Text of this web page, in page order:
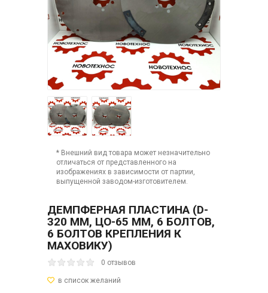
* Внешний вид товара может незначительно
отличаться от представленного на
изображениях в зависимости от партии,
выпущенной заводом-изготовителем.
ДЕМПФЕРНАЯ ПЛАСТИНА (D-
320 ММ, ЦО-65 ММ, 6 БОЛТОВ,
6 БОЛТОВ КРЕПЛЕНИЯ К
МАХОВИКУ)
0 отзывов